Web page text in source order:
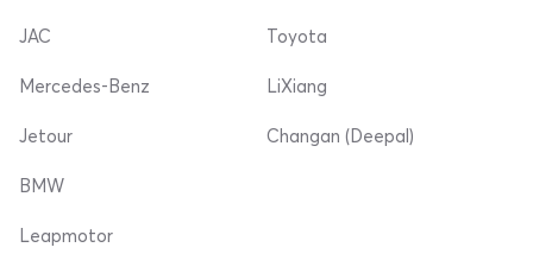
JAC
Mercedes-Benz
Jetour
Toyota
LiXiang
Changan (Deepal)
BMW
Leapmotor